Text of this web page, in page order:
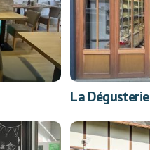
La Dégusterie